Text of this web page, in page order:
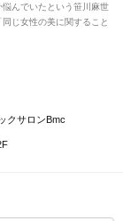
んでいたという笹川麻世
じ女性の美に関すること
クサロンBmc